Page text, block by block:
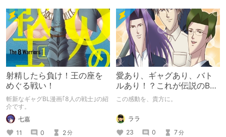
射精したら負け！王の座を
めぐる戦い！
斬新なギャグBL漫画｢8人の戦士｣の紹
介です。
七嘉
11
0 2分
愛あり、ギャグあり、バト
ルあり！？これが伝説のBL
ゲーム『学園ハンサム』
この感動を、貴方に。
ララ
23
0 7分